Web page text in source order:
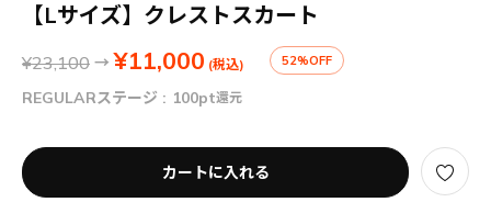
【Lサイズ】クレストスカート
¥23,100 → ¥11,000 (税込) 52%OFF
REGULARステージ : 100pt還元
カートに入れる